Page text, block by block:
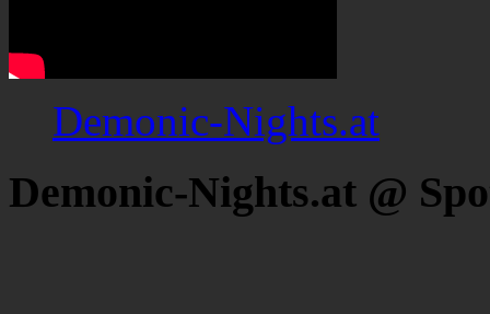
Demonic-Nights.at
Demonic-Nights.at @